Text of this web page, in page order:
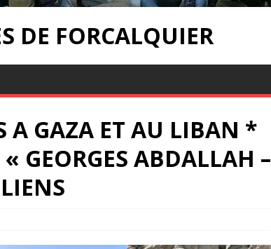
DE FORCALQUIER
A GAZA ET AU LIBAN *
GEORGES ABDALLAH –